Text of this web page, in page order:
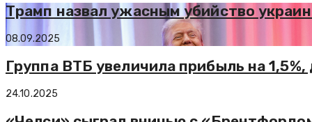
Трамп назвал ужасным убийство
08.09.2025
Группа ВТБ увеличила прибыль на
24.10.2025